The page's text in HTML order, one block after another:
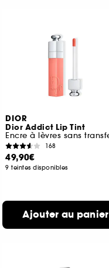
DIOR
Dior Addict Lip Tint
168
49,90€
9 teintes disponibles
Ajouter au panier